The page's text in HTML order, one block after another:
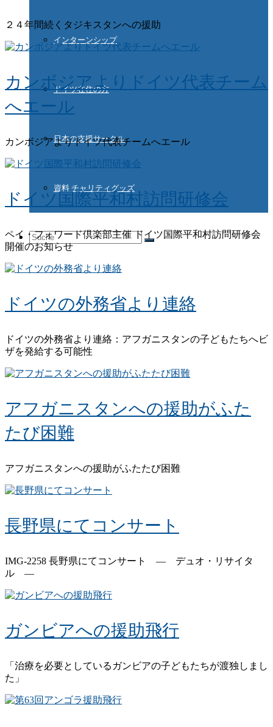
インターンシップ
ドイツ在住の方
日本の支援サークル
資料 チャリティグッズ
Suche
２４年間続くタジキスタンへの援助
カンボジアよりドイツ代表チーム
へエール
カンボジアよりドイツ代表チームへエール
ドイツ国際平和村訪問研修会
ペイ・フォワード倶楽部主催 ドイツ国際平和村訪問研修会
開催のお知らせ
ドイツの外務省より連絡
ドイツの外務省より連絡：アフガニスタンの子どもたちへビ
ザを発給する可能性
アフガニスタンへの援助がふた
たび困難
アフガニスタンへの援助がふたたび困難
長野県にてコンサート
IMG-2258 長野県にてコンサート ― デュオ・リサイタ
ル ―
ガンビアへの援助飛行
「治療を必要としているガンビアの子どもたちが渡独しまし
た」